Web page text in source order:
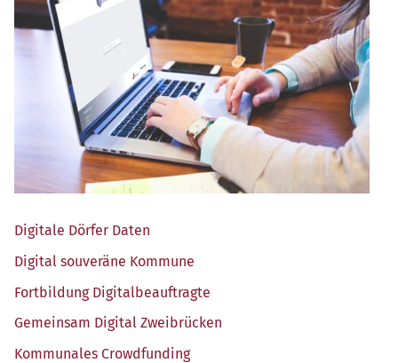
Digi­ta­le Dör­fer Daten
Digi­tal sou­ve­rä­ne Kommune
Fort­bil­dung Digitalbeauftragte
Gemein­sam Digi­tal Zweibrücken
Kom­mu­na­les Crowdfunding